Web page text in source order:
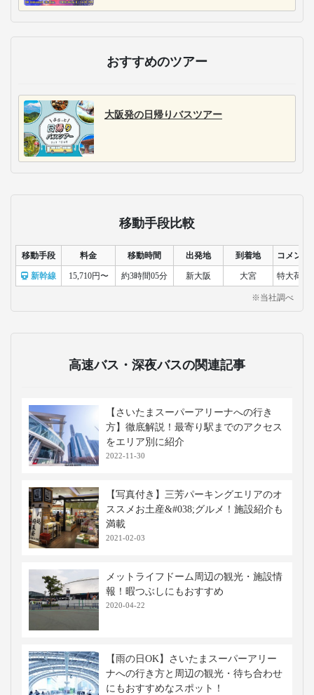
おすすめのツアー
大阪発の日帰りバスツアー
移動手段比較
移動手段 料金 移動時間 出発地 到着地 コメント
新幹線 15,710円〜 約3時間05分 新大阪 大宮 特大荷物
※当社調べ
高速バス・深夜バスの関連記事
【さいたまスーパーアリーナへの行き
方】徹底解説！最寄り駅までのアクセス
をエリア別に紹介
2022-11-30
【写真付き】三芳パーキングエリアのオ
ススメお土産&#038;グルメ！施設紹介も
満載
2021-02-03
メットライフドーム周辺の観光・施設情
報！暇つぶしにもおすすめ
2020-04-22
【雨の日OK】さいたまスーパーアリー
ナへの行き方と周辺の観光・待ち合わせ
にもおすすめなスポット！